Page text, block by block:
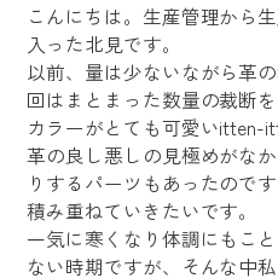
こんにちは。生産管理から
入った北見です。
以前、量は少ないながら革
回はまとまった数量の裁断を
カラーがとても可愛いitten-
革の良し悪しの見極めがな
りするパーツもあったので
積み重ねていきたいです。
一気に寒くなり体調にもこ
ない時期ですが、そんな中